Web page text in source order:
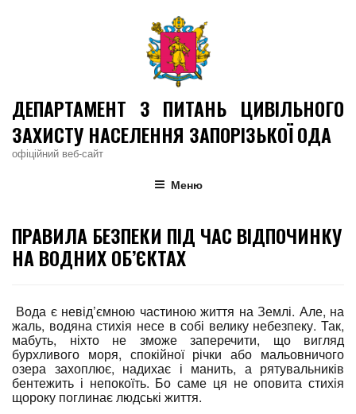
ДЕПАРТАМЕНТ З ПИТАНЬ ЦИВІЛЬНОГО
ЗАХИСТУ НАСЕЛЕННЯ ЗАПОРІЗЬКОЇ ОДА
офіційний веб-сайт
Меню
ПРАВИЛА БЕЗПЕКИ ПІД ЧАС ВІДПОЧИНКУ
НА ВОДНИХ ОБ’ЄКТАХ
Вода є невід’ємною частиною життя на Землі. Але, на
жаль, водяна стихія несе в собі велику небезпеку. Так,
мабуть, ніхто не зможе заперечити, що вигляд
бурхливого моря, спокійної річки або мальовничого
озера захоплює, надихає і манить, а рятувальників
бентежить і непокоїть. Бо саме ця не оповита стихія
щороку поглинає людські життя.